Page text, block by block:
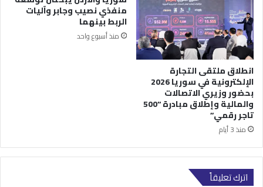
انطلاق ملتقى التجارة
الإلكترونية في سوريا 2026
بحضور وزيري الاتصالات
والمالية وإطلاق مبادرة “500
تاجر رقمي”
منذ 3 أيام
منفذي نصيب وجابر وآليات
الربط بينهما
منذ أسبوع واحد
اترك تعليقاً